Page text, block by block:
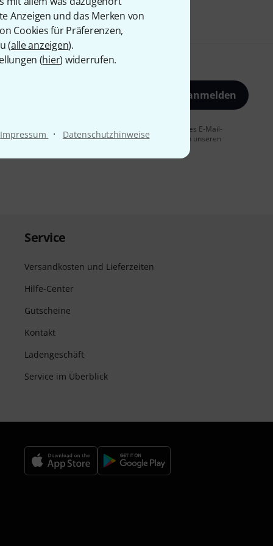
Anzeigen und das Merken von
Cookies für Präferenzen,
(alle anzeigen).
(hier) widerrufen.
Impressum · Datenschutzhinweise
Jetzt anmelden
dem Erhalt von E-Mail-Werbung und einer Messung des E-Mail-
jederzeit möglich. Weitere Informationen finden Sie in unseren
Service
Versandkosten und Lieferzeiten
Hilfe-Center
Gutscheine
Kontakt
Ladengeschäft
Service im Überblick